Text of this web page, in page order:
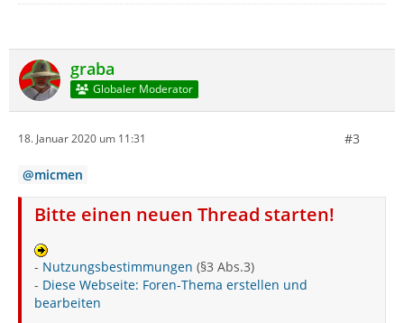
graba
Globaler Moderator
18. Januar 2020 um 11:31 #3
micmen
Bitte einen neuen Thread starten!
- Nutzungsbestimmungen (§3 Abs.3)
- Diese Webseite: Foren-Thema erstellen und
bearbeiten